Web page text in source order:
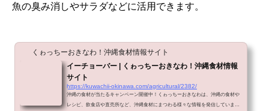
魚の臭み消しやサラダなどに活用できます。
くゎっちーおきなわ！沖縄食材情報サイト
イーチョーバー | くゎっちーおきなわ！沖縄食材情報
サイト
https://kuwachii-okinawa.com/agricultural/2382/
沖縄の食材が当たるキャンペーン開催中！くゎっちーおきなわは、沖縄の食材や
レシピ、飲食店や直売所など、沖縄食材にまつわる様々な情報を発信していま